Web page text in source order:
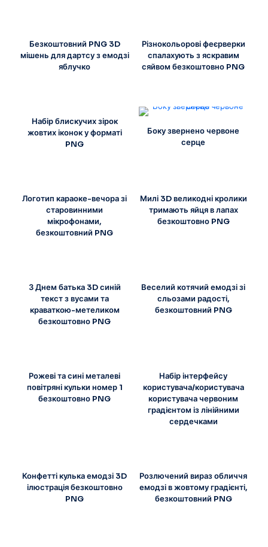
Безкоштовний PNG 3D
мішень для дартсу з емодзі
яблучко
Різнокольорові феєрверки
спалахують з яскравим
сяйвом безкоштовно PNG
Набір блискучих зірок
жовтих іконок у форматі
PNG
Боку звернено червоне
серце
Логотип караоке-вечора зі
старовинними
мікрофонами,
безкоштовний PNG
Милі 3D великодні кролики
тримають яйця в лапах
безкоштовно PNG
З Днем батька 3D синій
текст з вусами та
краваткою-метеликом
безкоштовно PNG
Веселий котячий емодзі зі
сльозами радості,
безкоштовний PNG
Рожеві та сині металеві
повітряні кульки номер 1
безкоштовно PNG
Набір інтерфейсу
користувача/користувача
користувача червоним
градієнтом із лінійними
сердечками
Конфетті кулька емодзі 3D
ілюстрація безкоштовно
PNG
Розлючений вираз обличчя
емодзі в жовтому градієнті,
безкоштовний PNG